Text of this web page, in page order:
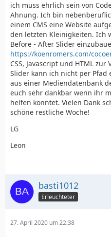
ich muss ehrlich sein von
Ahnung. Ich bin
einem CMS eine Website
den letzten Kleinigkeiten. Ich
Before - After Slider
https://koenromers.com/
CSS, Javascript und HTML
Slider kann ich nicht per Pfad
aus einer Mediendatenbank
euch sehr dankbar wenn ihr
helfen könntet. Vielen Dank
schöne restliche Woche!
LG
Leon
basti1012
Erleuchteter
27. April 2020 um 22:38